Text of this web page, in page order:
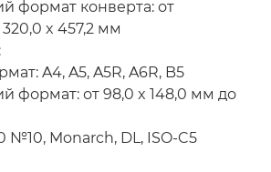
формат конверта: от
x 457,2 мм
A4, A5, A5R, A6R, B5
формат: от 98,0 x 148,0 мм до
№10, Monarch, DL, ISO-C5